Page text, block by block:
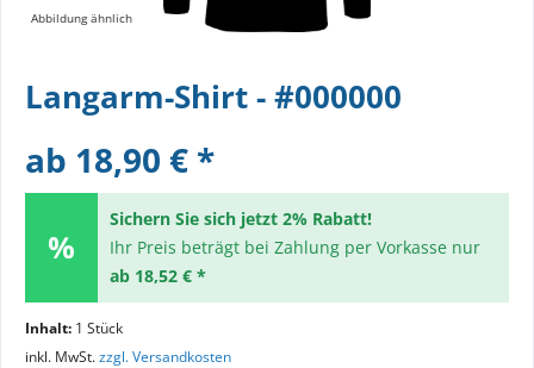
Abbildung ähnlich
Langarm-Shirt - #000000
ab 18,90 € *
Sichern Sie sich jetzt 2% Rabatt!
Ihr Preis beträgt bei Zahlung per Vorkasse nur
ab 18,52 € *
Inhalt: 1 Stück
inkl. MwSt.zzgl. Versandkosten